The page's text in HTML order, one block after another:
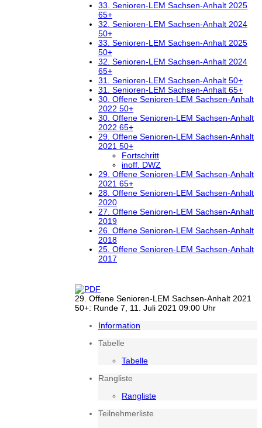
33. Senioren-LEM Sachsen-Anhalt 2025
65+
32. Senioren-LEM Sachsen-Anhalt 2024
50+
33. Senioren-LEM Sachsen-Anhalt 2025
50+
32. Senioren-LEM Sachsen-Anhalt 2024
65+
31. Senioren-LEM Sachsen-Anhalt 50+
31. Senioren-LEM Sachsen-Anhalt 65+
30. Offene Senioren-LEM Sachsen-Anhalt
2022 50+
30. Offene Senioren-LEM Sachsen-Anhalt
2022 65+
29. Offene Senioren-LEM Sachsen-Anhalt
2021 50+
Fortschritt
inoff. DWZ
29. Offene Senioren-LEM Sachsen-Anhalt
2021 65+
28. Offene Senioren-LEM Sachsen-Anhalt
2020
27. Offene Senioren-LEM Sachsen-Anhalt
2019
26. Offene Senioren-LEM Sachsen-Anhalt
2018
25. Offene Senioren-LEM Sachsen-Anhalt
2017
29. Offene Senioren-LEM Sachsen-Anhalt 2021
50+: Runde 7, 11. Juli 2021 09:00 Uhr
Information
Tabelle
Tabelle
Rangliste
Rangliste
Teilnehmerliste